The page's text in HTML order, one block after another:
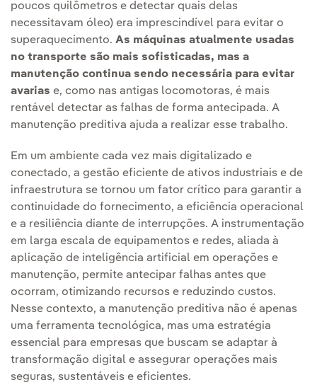
poucos quilômetros e detectar quais delas
necessitavam óleo) era imprescindível para evitar o
superaquecimento. As máquinas atualmente usadas
no transporte são mais sofisticadas, mas a
manutenção continua sendo necessária para evitar
avarias e, como nas antigas locomotoras, é mais
rentável detectar as falhas de forma antecipada. A
manutenção preditiva ajuda a realizar esse trabalho.
Em um ambiente cada vez mais digitalizado e
conectado, a gestão eficiente de ativos industriais e de
infraestrutura se tornou um fator crítico para garantir a
continuidade do fornecimento, a eficiência operacional
e a resiliência diante de interrupções. A instrumentação
em larga escala de equipamentos e redes, aliada à
aplicação de inteligência artificial em operações e
manutenção, permite antecipar falhas antes que
ocorram, otimizando recursos e reduzindo custos.
Nesse contexto, a manutenção preditiva não é apenas
uma ferramenta tecnológica, mas uma estratégia
essencial para empresas que buscam se adaptar à
transformação digital e assegurar operações mais
seguras, sustentáveis e eficientes.